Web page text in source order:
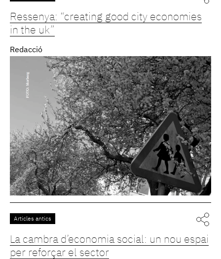
Ressenya: “creating good city economies
in the uk”
Redacció
Articles antics
La cambra d’economia social: un nou espai
per reforçar el sector